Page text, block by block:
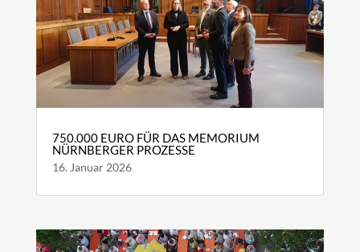
750.000 EURO FÜR DAS MEMORIUM
NÜRNBERGER PROZESSE
16. Januar 2026